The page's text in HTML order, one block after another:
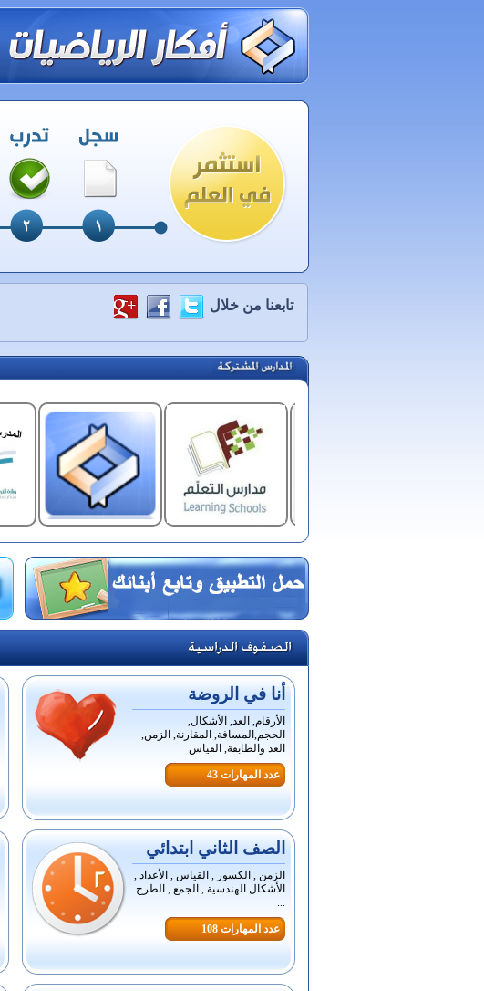
تابعنا من خلال
أنا في الروضة
الأرقام, العد, الأشكال,
الحجم,المسافة, المقارنة, الزمن,
العد والطابقة, القياس
عدد المهارات 43
الصف الثاني ابتدائي
الزمن , الكسور , القياس , الأعداد ,
الأشكال الهندسية , الجمع , الطرح
...
عدد المهارات 108